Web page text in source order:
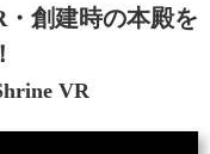
創建時の本殿を
VR